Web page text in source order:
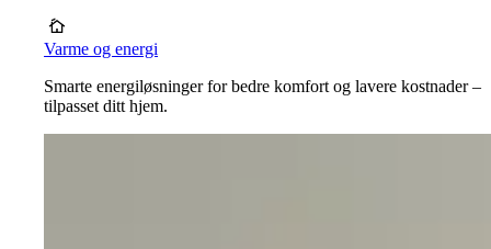
Varme og energi
Smarte energiløsninger for bedre komfort og lavere kostnader –
tilpasset ditt hjem.